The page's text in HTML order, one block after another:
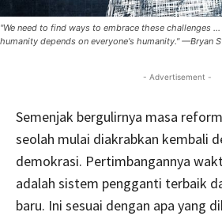
"We need to find ways to embrace these challenges
humanity depends on everyone's humanity." —Bryan
- Advertisement -
Semenjak bergulirnya masa
seolah mulai diakrabkan kembali
demokrasi. Pertimbangannya
adalah sistem pengganti terbaik
baru. Ini sesuai dengan apa yang